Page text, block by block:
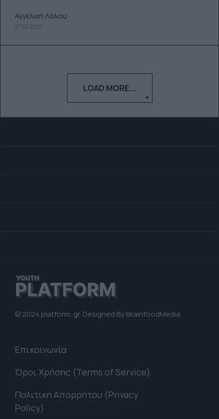
Αγγελική Λάλου
27.07.2021
LOAD MORE...
© 2024 platform. gr. Designed ByBrainfoodMedia
Επικοινωνία
Όροι Χρήσης (Terms of Service)
Πολιτική Απορρήτου (Privacy
Policy)